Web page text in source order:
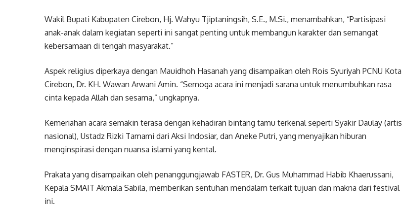
Wakil Bupati Kabupaten Cirebon, Hj. Wahyu Tjiptaningsih, S.E., M.Si., menambahkan, “Partisipasi
anak-anak dalam kegiatan seperti ini sangat penting untuk membangun karakter dan semangat
kebersamaan di tengah masyarakat.”
Aspek religius diperkaya dengan Mauidhoh Hasanah yang disampaikan oleh Rois Syuriyah PCNU Kota
Cirebon, Dr. KH. Wawan Arwani Amin. “Semoga acara ini menjadi sarana untuk menumbuhkan rasa
cinta kepada Allah dan sesama,” ungkapnya.
Kemeriahan acara semakin terasa dengan kehadiran bintang tamu terkenal seperti Syakir Daulay (artis
nasional), Ustadz Rizki Tamami dari Aksi Indosiar, dan Aneke Putri, yang menyajikan hiburan
menginspirasi dengan nuansa islami yang kental.
Prakata yang disampaikan oleh penanggungjawab FASTER, Dr. Gus Muhammad Habib Khaerussani,
Kepala SMAIT Akmala Sabila, memberikan sentuhan mendalam terkait tujuan dan makna dari festival
ini.